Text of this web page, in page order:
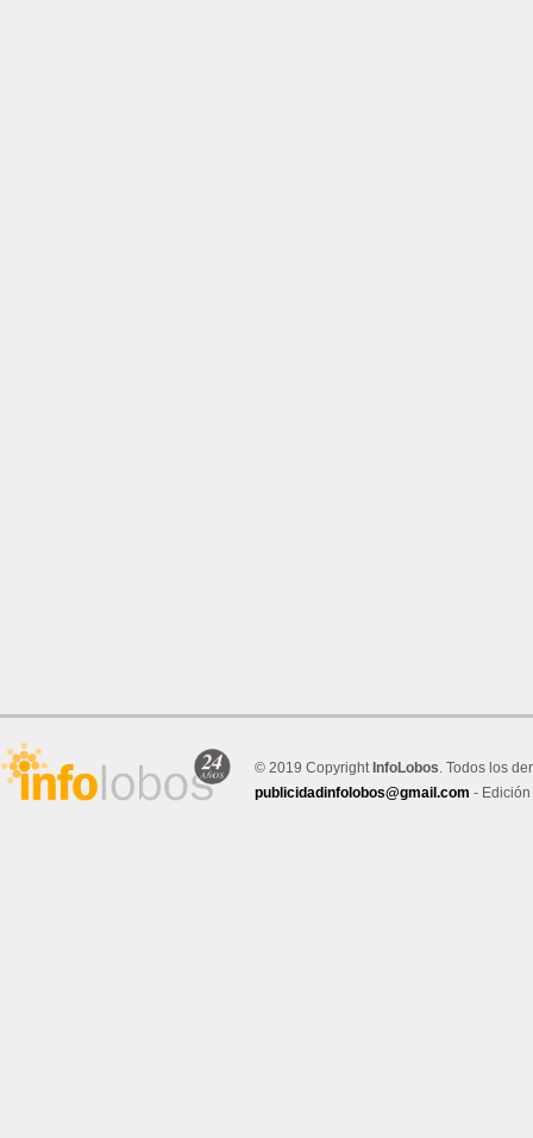
© 2019 CopyrightInfoLobos. Todos los
publicidadinfolobos@gmail.com -